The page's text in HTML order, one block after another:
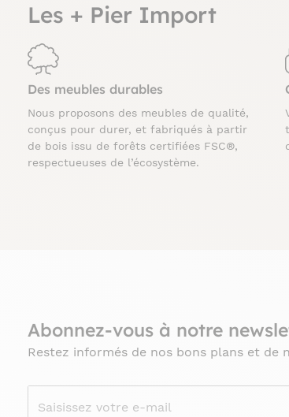
Les + Pier Import
Des meubles durables
Nous proposons des meubles de qualité,
conçus pour durer, et fabriqués à partir
de bois issu de forêts certifiées FSC®,
respectueuses de l’écosystème.
Abonnez-vous à notre
Restez informés de nos bons plans et de